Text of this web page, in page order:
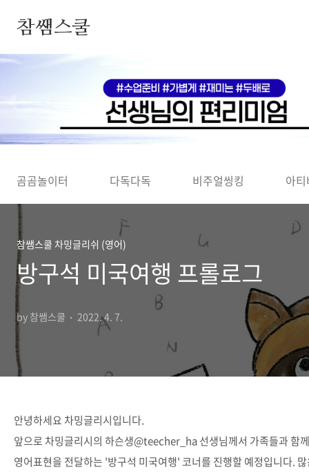
참쌤스쿨
◀
곰곰놀이터 다독다독 비주얼씽킹 아
참쌤스쿨 차밍글리쉬 (영어)
방구석 미국여행 프롤로그
by 참쌤스쿨 2022. 4. 7.
안녕하세요 차밍글리시입니다.
앞으로 차밍글리시의 하슨생@teecher_ha 선생님께서 가족들과 함
영어표현을 전달하는 '방구석 미국여행' 코너를 진행할 예정입니다.